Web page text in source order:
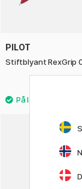
PILOT
Stiftblyant RexGrip